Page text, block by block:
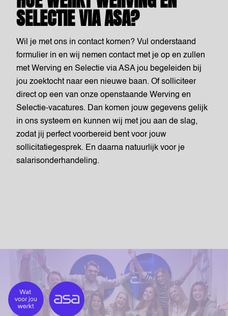
SELECTIE VIA ASA?
Wil je met ons in contact komen? Vul onderstaand
formulier in en wij nemen contact met je op en zullen
met Werving en Selectie via ASA jou begeleiden bij
jou zoektocht naar een nieuwe baan. Of solliciteer
direct op een van onze openstaande Werving en
Selectie-vacatures. Dan komen jouw gegevens gelijk
in ons systeem en kunnen wij met jou aan de slag,
zodat jij perfect voorbereid bent voor jouw
sollicitatiegesprek. En daarna natuurlijk voor je
salarisonderhandeling.